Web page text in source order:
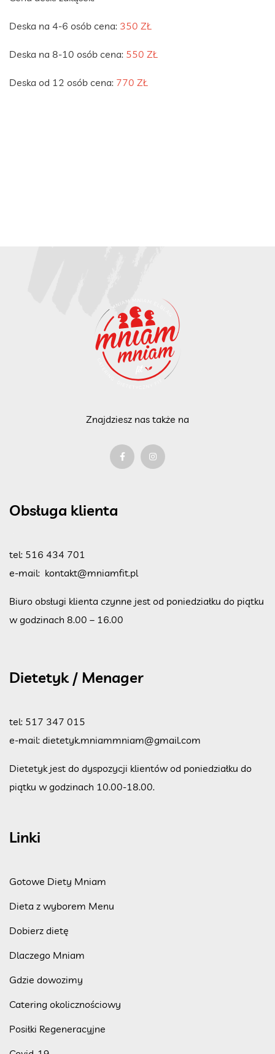
Deska na 4-6 osób cena: 350 ZŁ
Deska na 8-10 osób cena: 550 ZŁ
Deska od 12 osób cena: 770 ZŁ
Znajdziesz nas także na
Obsługa klienta
tel: 516 434 701
e-mail: kontakt@mniamfit.pl
Biuro obsługi klienta czynne jest od poniedziałku do piątku
w godzinach 8.00 – 16.00
Dietetyk / Menager
tel: 517 347 015
e-mail: dietetyk.mniammniam@gmail.com
Dietetyk jest do dyspozycji klientów od poniedziałku do
piątku w godzinach 10.00-18.00.
Linki
Gotowe Diety Mniam
Dieta z wyborem Menu
Dobierz dietę
Dlaczego Mniam
Gdzie dowozimy
Catering okolicznościowy
Posiłki Regeneracyjne